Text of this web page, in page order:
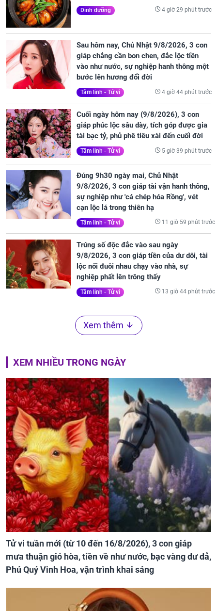
Dinh dưỡng 4 giờ 29 phút trước
Sau hôm nay, Chủ Nhật 9/8/2026, 3 con
giáp chẳng cần bon chen, đắc lộc tiền
vào như nước, sự nghiệp hanh thông một
bước lên hương đổi đời
Tâm linh - Tử vi 4 giờ 44 phút trước
Cuối ngày hôm nay (9/8/2026), 3 con
giáp phúc lộc sâu dày, tích góp được gia
tài bạc tỷ, phủ phê tiêu xài đến cuối đời
Tâm linh - Tử vi 5 giờ 39 phút trước
Đúng 9h30 ngày mai, Chủ Nhật
9/8/2026, 3 con giáp tài vận hanh thông,
sự nghiệp như 'cá chép hóa Rồng', vét
cạn lộc lá trong thiên hạ
Tâm linh - Tử vi 11 giờ 59 phút trước
Trúng số độc đắc vào sau ngày
9/8/2026, 3 con giáp tiền của dư dôi, tài
lộc nối đuôi nhau chạy vào nhà, sự
nghiệp phất lên trông thấy
Tâm linh - Tử vi 13 giờ 44 phút trước
Xem thêm
XEM NHIỀU TRONG NGÀY
Tử vi tuần mới (từ 10 đến 16/8/2026), 3 con giáp
mưa thuận gió hòa, tiền về như nước, bạc vàng dư dả,
Phú Quý Vinh Hoa, vận trình khai sáng